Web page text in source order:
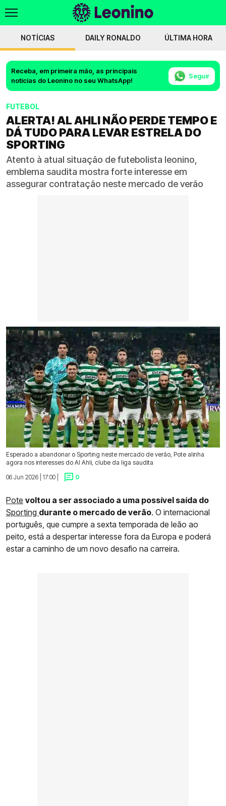
NOTÍCIAS DAILY RONALDO ÚLTIMA HORA
Receba, em primeira mão, as principais
notícias do Leonino no seu WhatsApp!
Seguir
FUTEBOL
ALERTA! AL AHLI NÃO PERDE TEMPO E
DÁ TUDO PARA LEVAR ESTRELA DO
SPORTING
Atento à atual situação de futebolista leonino,
emblema saudita mostra forte interesse em
assegurar contratação neste mercado de verão
Esperado a abandonar o Sporting neste mercado de verão, Pote alinha
agora nos interesses do Al Ahli, clube da liga saudita
06 Jun 2026 | 17:00 |
0
Pote voltou a ser associado a uma possível saída do
Sporting durante o mercado de verão. O internacional
português, que cumpre a sexta temporada de leão ao
peito, está a despertar interesse fora da Europa e poderá
estar a caminho de um novo desafio na carreira.